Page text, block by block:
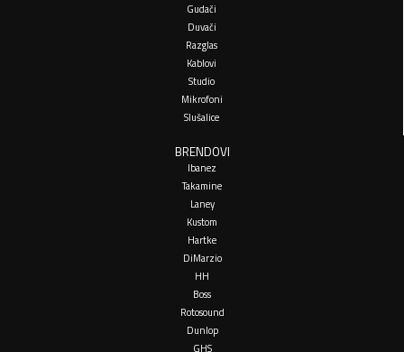
Gudači
Duvači
Razglas
Kablovi
Studio
Mikrofoni
Slušalice
BRENDOVI
Ibanez
Takamine
Laney
Kustom
Hartke
DiMarzio
HH
Boss
Rotosound
Dunlop
GHS